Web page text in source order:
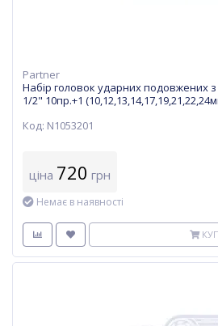
Partner
Набір головок ударних подовжених
1/2" 10пр.+1
Код: N1053201
ціна 720 грн
Немає в наявності